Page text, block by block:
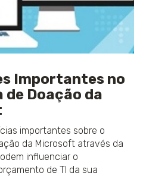
Importantes no
de Doação da
importantes sobre o
da Microsoft através da
influenciar o
de TI da sua